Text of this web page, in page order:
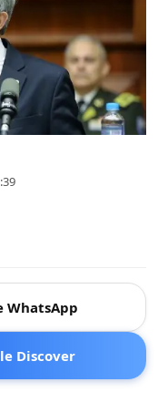
WhatsApp
Discover